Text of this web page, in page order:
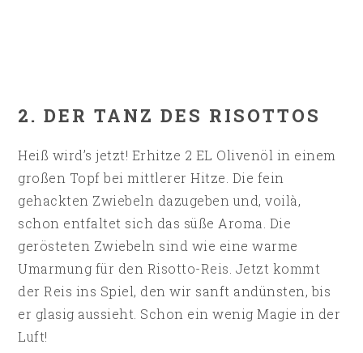
2. DER TANZ DES RISOTTOS
Heiß wird’s jetzt! Erhitze 2 EL Olivenöl in einem
großen Topf bei mittlerer Hitze. Die fein
gehackten Zwiebeln dazugeben und, voilà,
schon entfaltet sich das süße Aroma. Die
gerösteten Zwiebeln sind wie eine warme
Umarmung für den Risotto-Reis. Jetzt kommt
der Reis ins Spiel, den wir sanft andünsten, bis
er glasig aussieht. Schon ein wenig Magie in der
Luft!